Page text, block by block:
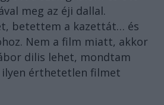
meg az éji dallal.
betettem a kazettát… és
Nem a film miatt, akkor
dilis lehet, mondtam
ilyen érthetetlen filmet